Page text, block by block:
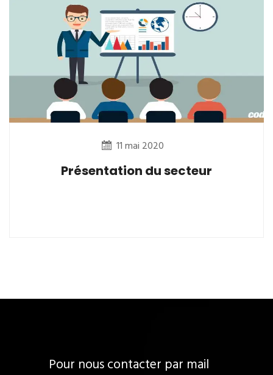
11 mai 2020
Présentation du secteur
Pour nous contacter par mail